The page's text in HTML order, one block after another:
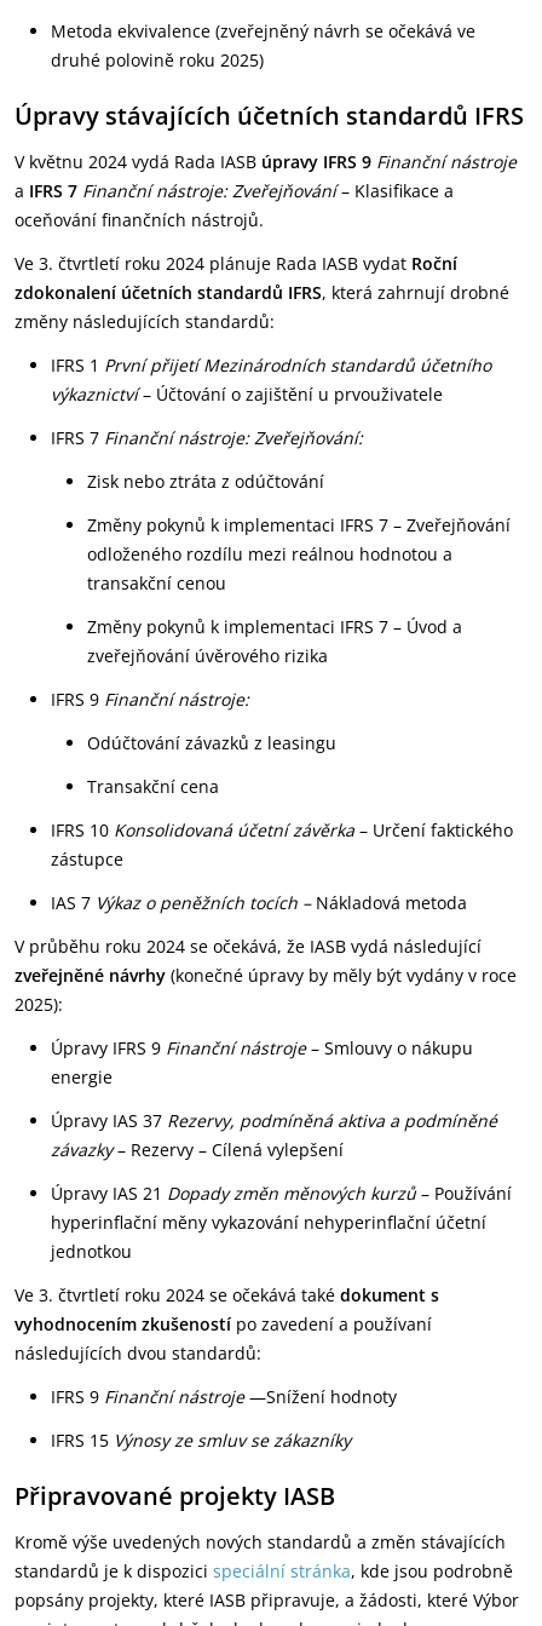
Metoda ekvivalence (zveřejněný návrh se očekává ve
druhé polovině roku 2025)
Úpravy stávajících účetních standardů IFRS
V květnu 2024 vydá Rada IASB úpravy IFRS 9 Finanční nástroje
a IFRS 7 Finanční nástroje: Zveřejňování– Klasifikace a
oceňování finančních nástrojů.
Ve 3. čtvrtletí roku 2024 plánuje Rada IASB vydat Roční
zdokonalení účetních standardů IFRS, která zahrnují drobné
změny následujících standardů:
IFRS 1 První přijetí Mezinárodních standardů účetního
výkaznictví– Účtování o zajištění u prvouživatele
IFRS 7 Finanční nástroje: Zveřejňování:
Zisk nebo ztráta z odúčtování
Změny pokynů k implementaci IFRS 7 – Zveřejňování
odloženého rozdílu mezi reálnou hodnotou a
transakční cenou
Změny pokynů k implementaci IFRS 7 – Úvod a
zveřejňování úvěrového rizika
IFRS 9 Finanční nástroje:
Odúčtování závazků z leasingu
Transakční cena
IFRS 10 Konsolidovaná účetní závěrka – Určení faktického
zástupce
IAS 7 Výkaz o peněžních tocích – Nákladová metoda
V průběhu roku 2024 se očekává, že IASB vydá následující
zveřejněné návrhy (konečné úpravy by měly být vydány v roce
2025):
Úpravy IFRS 9 Finanční nástroje– Smlouvy o nákupu
energie
Úpravy IAS 37 Rezervy, podmíněná aktiva a podmíněné
závazky– Rezervy – Cílená vylepšení
Úpravy IAS 21 Dopady změn měnových kurzů– Používání
hyperinflační měny vykazování nehyperinflační účetní
jednotkou
Ve 3. čtvrtletí roku 2024 se očekává také dokument s
vyhodnocením zkušeností po zavedení a používaní
následujících dvou standardů:
IFRS 9 Finanční nástroje—Snížení hodnoty
IFRS 15 Výnosy ze smluv se zákazníky
Připravované projekty IASB
Kromě výše uvedených nových standardů a změn stávajících
standardů je k dispozici speciální stránka, kde jsou podrobně
popsány projekty, které IASB připravuje, a žádosti, které Výbor